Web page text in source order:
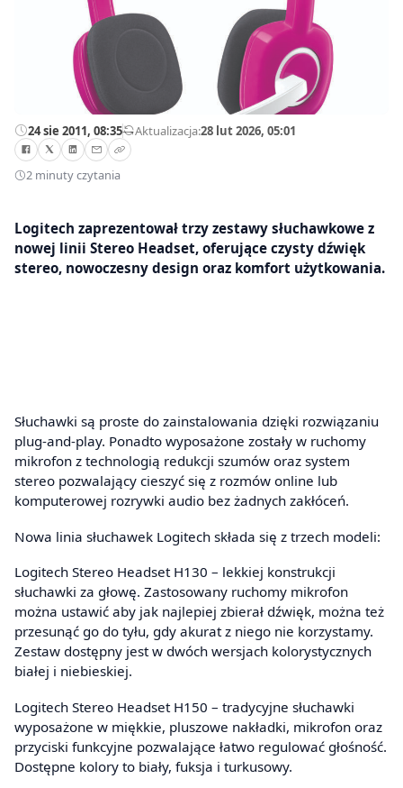
24 sie 2011, 08:35—Aktualizacja:28 lut 2026, 05:01
2 minuty czytania
Logitech zaprezentował trzy zestawy słuchawkowe z
nowej linii Stereo Headset, oferujące czysty dźwięk
stereo, nowoczesny design oraz komfort użytkowania.
Słuchawki są proste do zainstalowania dzięki rozwiązaniu
plug-and-play. Ponadto wyposażone zostały w ruchomy
mikrofon z technologią redukcji szumów oraz system
stereo pozwalający cieszyć się z rozmów online lub
komputerowej rozrywki audio bez żadnych zakłóceń.
Nowa linia słuchawek Logitech składa się z trzech modeli:
Logitech Stereo Headset H130 – lekkiej konstrukcji
słuchawki za głowę. Zastosowany ruchomy mikrofon
można ustawić aby jak najlepiej zbierał dźwięk, można też
przesunąć go do tyłu, gdy akurat z niego nie korzystamy.
Zestaw dostępny jest w dwóch wersjach kolorystycznych
białej i niebieskiej.
Logitech Stereo Headset H150 – tradycyjne słuchawki
wyposażone w miękkie, pluszowe nakładki, mikrofon oraz
przyciski funkcyjne pozwalające łatwo regulować głośność.
Dostępne kolory to biały, fuksja i turkusowy.